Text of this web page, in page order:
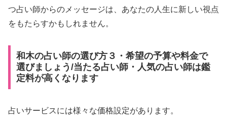
つ占い師からのメッセージは、あなたの人生に新しい視点
をもたらすかもしれません。
和木の占い師の選び方３・希望の予算や料金で
選びましょう/当たる占い師・人気の占い師は鑑
定料が高くなります
占いサービスには様々な価格設定があります。